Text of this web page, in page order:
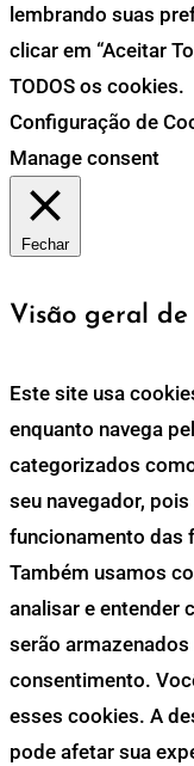
lembrando suas
clicar em “Aceitar
TODOS os cookies.
Configuração de
Manage consent
Fechar
Visão geral
Este site usa
enquanto navega
categorizados
seu navegador,
funcionamento das
Também usamos
analisar e entender
serão
consentimento.
esses cookies. A
pode afetar sua